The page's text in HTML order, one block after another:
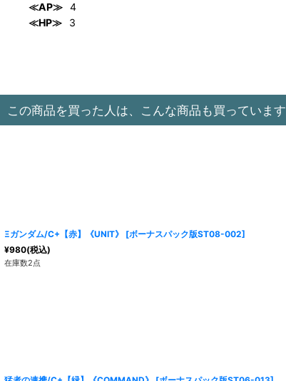
≪AP≫ 4
≪HP≫
3
この商品を買った人は、こんな商品も買っています
Ξガンダム/C+【赤】《UNIT》 [ボーナスパック版ST08-002]
¥980(税込)
在庫数2点